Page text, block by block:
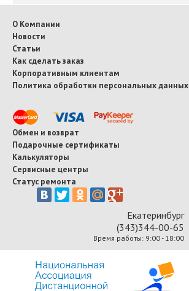
О Компании
Новости
Статьи
Как сделать заказ
Корпоративным клиентам
Политика обработки персональных данных
Обмен и возврат
Подарочные сертификаты
Калькуляторы
Сервисные центры
Статус ремонта
Екатеринбург
(343)344-00-65
Время работы: 9:00 - 18:00